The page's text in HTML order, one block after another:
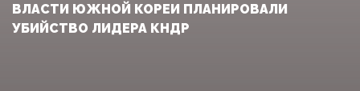
ВЛАСТИ ЮЖНОЙ КОРЕИ ПЛАНИРОВАЛИ
УБИЙСТВО ЛИДЕРА КНДР‍